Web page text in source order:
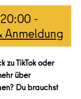
20:00 -
Anmeldung
zu TikTok oder
über
Du brauchst